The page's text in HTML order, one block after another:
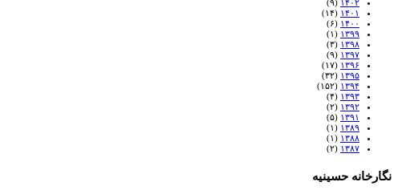
۱۴۰۲ (۹)
۱۴۰۱ (۱۴)
۱۴۰۰ (۶)
۱۳۹۹ (۱)
۱۳۹۸ (۳)
۱۳۹۷ (۹)
۱۳۹۶ (۱۷)
۱۳۹۵ (۳۲)
۱۳۹۴ (۱۵۲)
۱۳۹۳ (۴)
۱۳۹۲ (۲)
۱۳۹۱ (۵)
۱۳۸۹ (۱)
۱۳۸۸ (۱)
۱۳۸۷ (۲)
نگارخانه حسینیه